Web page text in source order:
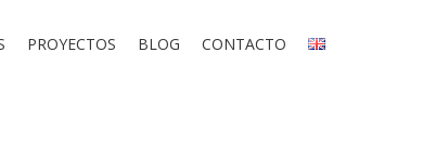
PROYECTOS BLOG CONTACTO